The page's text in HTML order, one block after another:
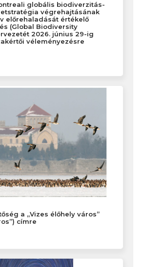
globális biodiverzitás-
végrehajtásának
előrehaladását értékelő
(Global Biodiversity
2026. június 29-ig
véleményezésre
a „Vizes élőhely város”
címre